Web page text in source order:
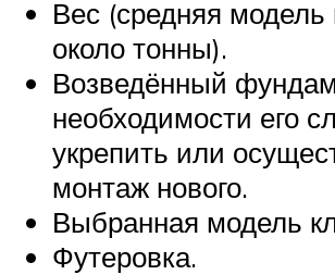
Вес (средняя модель
около тонны).
Возведённый
необходимости его
укрепить или
монтаж нового.
Выбранная модель
Футеровка.